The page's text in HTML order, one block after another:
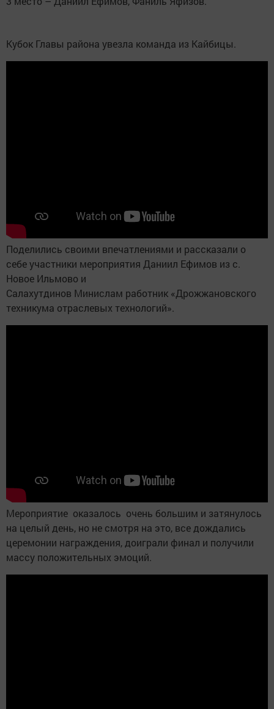
Кубок Главы района увезла команда из Кайбицы.
Поделились своими впечатлениями и рассказали о
себе участники мероприятия Даниил Ефимов из с.
Новое Ильмово и
Салахутдинов Минислам работник «Дрожжановского
техникума отраслевых технологий».
Мероприятие оказалось очень большим и затянулось
на целый день, но не смотря на это, все дождались
церемонии награждения, доиграли финал и получили
массу положительных эмоций.